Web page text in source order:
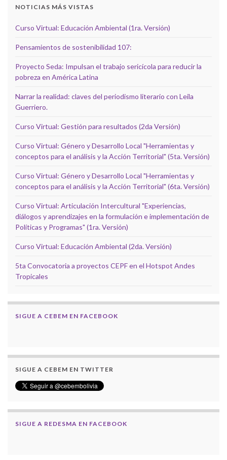
NOTICIAS MÁS VISTAS
Curso Virtual: Educación Ambiental (1ra. Versión)
Pensamientos de sostenibilidad 107:
Proyecto Seda: Impulsan el trabajo sericícola para reducir la
pobreza en América Latina
Narrar la realidad: claves del periodismo literario con Leila
Guerriero.
Curso Virtual: Gestión para resultados (2da Versión)
Curso Virtual: Género y Desarrollo Local "Herramientas y
conceptos para el análisis y la Acción Territorial" (5ta. Versión)
Curso Virtual: Género y Desarrollo Local "Herramientas y
conceptos para el análisis y la Acción Territorial" (6ta. Versión)
Curso Virtual: Articulación Intercultural "Experiencias,
diálogos y aprendizajes en la formulación e implementación de
Políticas y Programas" (1ra. Versión)
Curso Virtual: Educación Ambiental (2da. Versión)
5ta Convocatoria a proyectos CEPF en el Hotspot Andes
Tropicales
SIGUE A CEBEM EN FACEBOOK
SIGUE A CEBEM EN TWITTER
SIGUE A REDESMA EN FACEBOOK